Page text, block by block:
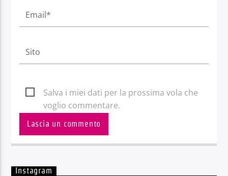
Salva i miei dati per la prossima vola che
voglio commentare.
Instagram